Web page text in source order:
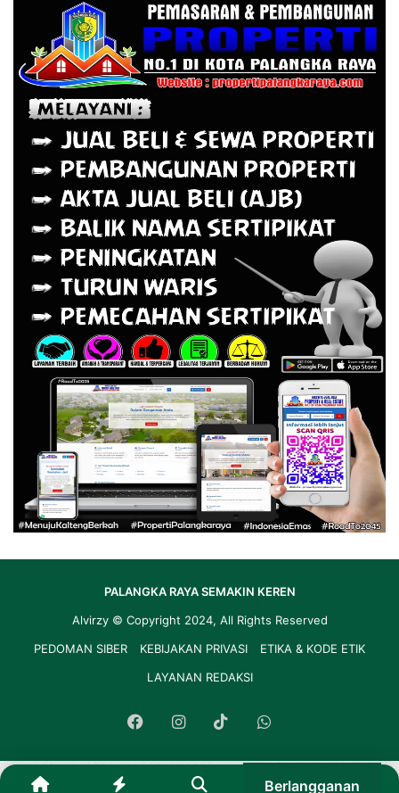
PALANGKA RAYA SEMAKIN KEREN
Alvirzy © Copyright 2024, All Rights Reserved
PEDOMAN SIBER
KEBIJAKAN PRIVASI
ETIKA & KODE ETIK
LAYANAN REDAKSI
FacebookInstagram
TikTokWhatsApp
Berlangganan